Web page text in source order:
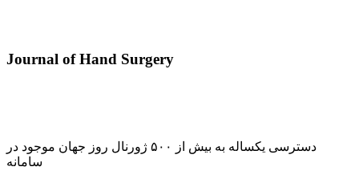
Journal of Hand Surgery
دسترسی یکساله به بیش از ۵۰۰ ژورنال روز جهان موجود در
سامانه